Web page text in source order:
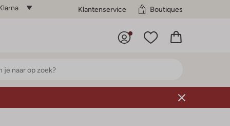
Klantenservice Boutiques